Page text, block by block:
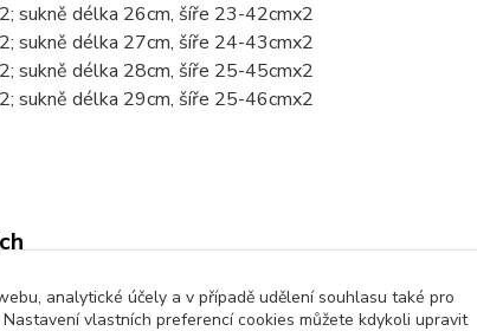
sukně délka 26cm, šíře 23-42cmx2
sukně délka 27cm, šíře 24-43cmx2
sukně délka 28cm, šíře 25-45cmx2
sukně délka 29cm, šíře 25-46cmx2
Komplety, soupravy Šaty, sukně
analytické účely a v případě udělení souhlasu také pro
vlastních preferencí cookies můžete kdykoli upravit